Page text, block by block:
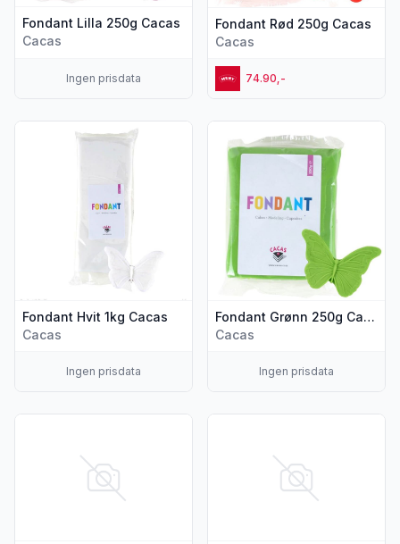
Fondant Lilla 250g Cacas
Cacas
Ingen prisdata
Fondant Rød 250g Cacas
Cacas
74.90,-
Fondant Hvit 1kg Cacas
Cacas
Ingen prisdata
Vis flere detaljer for produktet "Fondant Hvit 1kg Cacas"
Fondant Grønn 250g Cacas
Cacas
Ingen prisdata
Vis flere detaljer for